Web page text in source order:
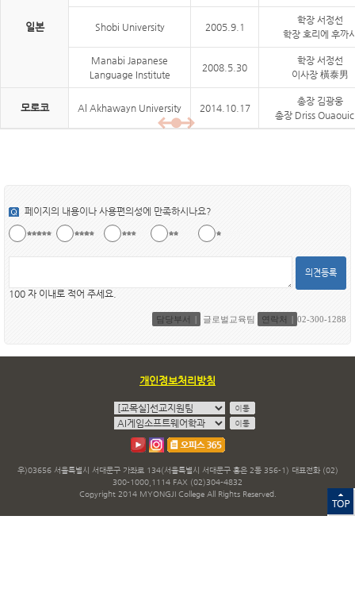
일본 Shobi University 2005.9.1
학장 서정선
학장 호리에 후까
Manabi Japanese
Language Institute
2008.5.30
학장 서정선
이사장 橫泰男
모로코 Al Akhawayn University 2014.10.17
총장 김광웅
총장 Driss
페이지의 내용이나 사용편의성에 만족하시나요?
의견등록
100 자 이내로 적어 주세요.
담당부서 글로벌교육팀 연락처 02-300-1288
개인정보처리방침
우)03656 서울특별시 서대문구 가좌로 134(서울특별시 서대문구 홍은 2동 356-1) 대표전화 (02)
300-1000,1114 FAX (02)304-4832
Copyright 2014 MYONGJI College All Rights Reserved.